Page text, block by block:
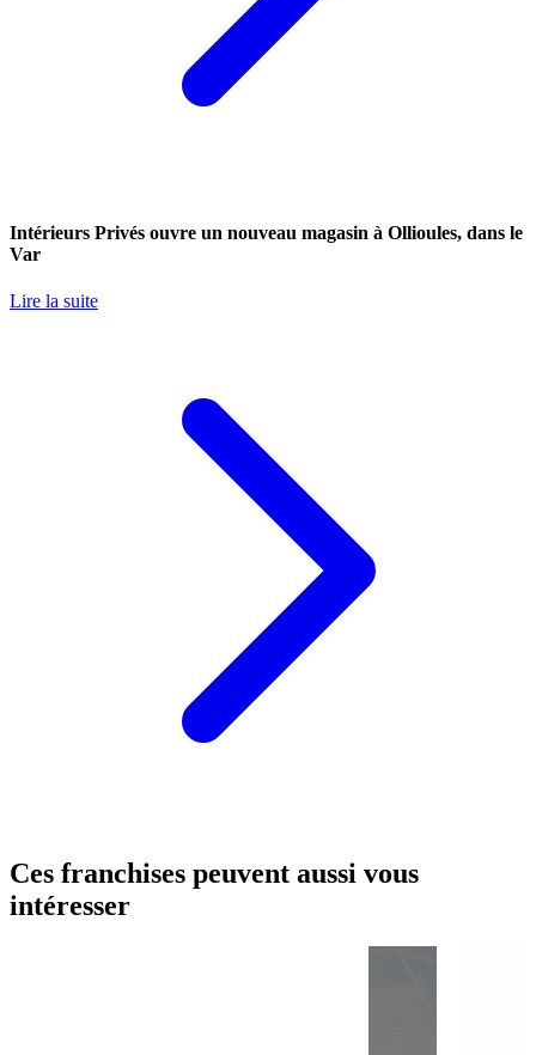
Intérieurs Privés ouvre un nouveau magasin à Ollioules, dans le
Var
Lire la suite
Ces franchises peuvent aussi vous
intéresser